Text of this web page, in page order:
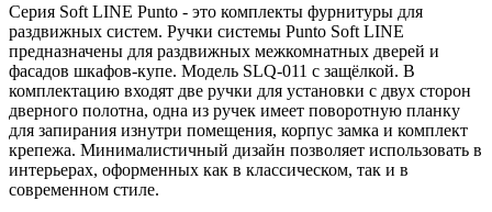
Серия Soft LINE Punto - это комплекты фурнитуры для
раздвижных систем. Ручки системы Punto Soft LINE
предназначены для раздвижных межкомнатных дверей и
фасадов шкафов-купе. Модель SLQ-011 с защёлкой. В
комплектацию входят две ручки для установки с двух сторон
дверного полотна, одна из ручек имеет поворотную планку
для запирания изнутри помещения, корпус замка и комплект
крепежа. Минималистичный дизайн позволяет использовать в
интерьерах, оформенных как в классическом, так и в
современном стиле.